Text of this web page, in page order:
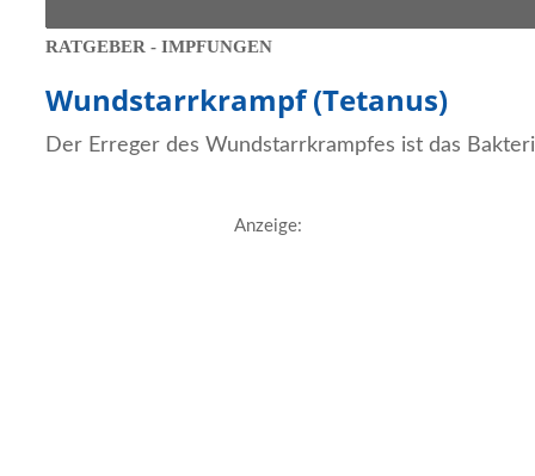
RATGEBER - IMPFUNGEN
Wundstarrkrampf (Tetanus)
Der Erreger des Wundstarrkrampfes ist das
Anzeige: